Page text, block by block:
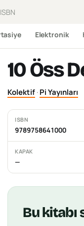
Elektronik
10 Öss
Kolektif·Pi Yayınları
ISBN
9789758641000
KAPAK
—
Bukitabı